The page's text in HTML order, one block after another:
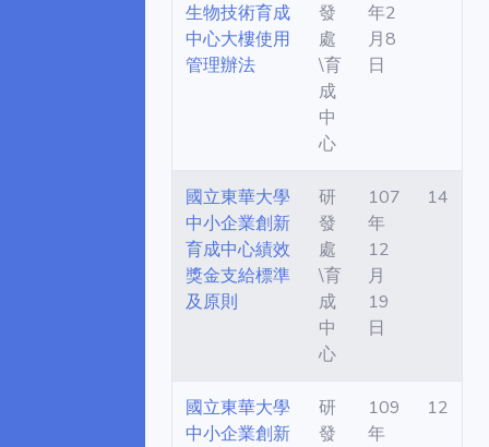
生物技術育成
中心大樓使用
管理辦法
發
處
\育
成
中
心
年2
月8
日
國立東華大學
中小企業創新
育成中心績效
獎金支給標準
及原則
研
發
處
\育
成
中
心
107
年
12
月
19
日
14
國立東華大學
中小企業創新
研
發
109
年
12